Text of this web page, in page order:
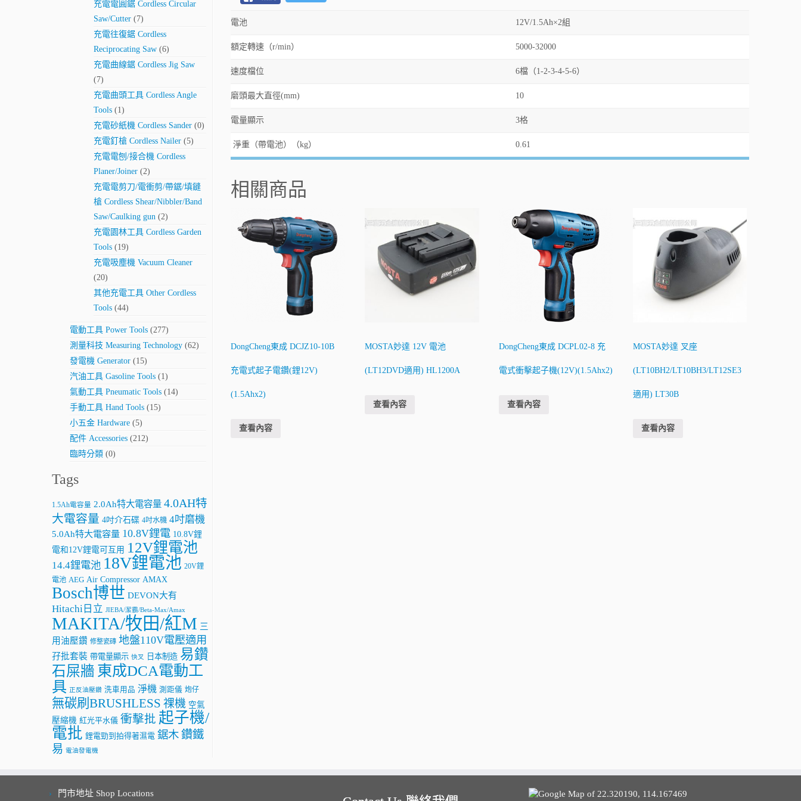
充電電圓鋸 Cordless Circular
Saw/Cutter (7)
充電往復鋸 Cordless
Reciprocating Saw (6)
充電曲線鋸 Cordless Jig Saw
(7)
充電曲頭工具 Cordless Angle
Tools (1)
充電砂紙機 Cordless Sander (0)
充電釘槍 Cordless Nailer (5)
充電電刨/接合機 Cordless
Planer/Joiner (2)
充電電剪刀/電衝剪/帶鋸/填鏠
槍 Cordless Shear/Nibbler/Band
Saw/Caulking gun (2)
充電園林工具 Cordless Garden
Tools (19)
充電吸塵機 Vacuum Cleaner
(20)
其他充電工具 Other Cordless
Tools (44)
電動工具 Power Tools (277)
測量科技 Measuring Technology (62)
發電機 Generator (15)
汽油工具 Gasoline Tools (1)
氣動工具 Pneumatic Tools (14)
手動工具 Hand Tools (15)
小五金 Hardware (5)
配件 Accessories (212)
臨時分類 (0)
Tags
1.5Ah電容量 2.0Ah特大電容量 4.0AH特
大電容量 4吋介石碟 4吋水機 4吋磨機
5.0Ah特大電容量 10.8V鋰電 10.8V鋰
電和12V鋰電可互用 12V鋰電池
14.4鋰電池 18V鋰電池 20V鋰
電池 AEG Air Compressor AMAX
Bosch博世 DEVON大有
Hitachi日立 JIEBA/潔霸/Beta-Max/Amax
MAKITA/牧田/紅M 三
用油壓鑽 修整瓷磚 地盤110V電壓適用
孖批套裝 帶電量顯示 快叉 日本制造 易鑽
石屎牆 東成DCA電動工
具 正反油壓鑽 洗車用品 淨機 測距儀 炮仔
無碳刷BRUSHLESS 祼機 空氣
壓縮機 紅光平水儀 衝擊批 起子機/
電批 鋰電勁到拍得著濕電 鋸木 鑽鐵
易 電油發電機
電池 12V/1.5Ah×2組
額定轉速（r/min） 5000-32000
速度檔位 6檔（1-2-3-4-5-6）
磨頭最大直徑(mm) 10
電量顯示 3格
淨重（帶電池）（kg） 0.61
相關商品
DongCheng東成 DCJZ10-10B
充電式起子電鑽(鋰12V)
(1.5Ahx2)
查看內容
MOSTA妙達 12V 電池
(LT12DVD適用) HL1200A
查看內容
DongCheng東成 DCPL02-8 充
電式衝擊起子機(12V)(1.5Ahx2)
查看內容
MOSTA妙達 叉座
(LT10BH2/LT10BH3/LT12SE3
適用) LT30B
查看內容
門市地址 Shop Locations